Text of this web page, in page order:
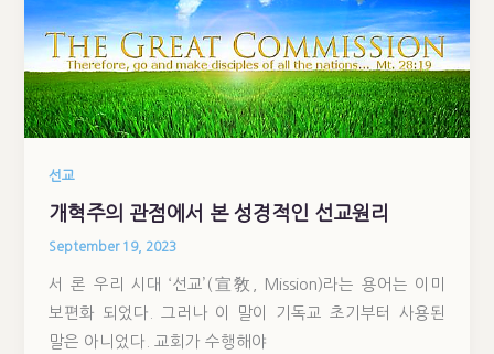
선교
개혁주의 관점에서 본 성경적인 선교원리
September 19, 2023
서 론 우리 시대 ‘선교’(宣敎, Mission)라는 용어는 이미
보편화 되었다. 그러나 이 말이 기독교 초기부터 사용된
말은 아니었다. 교회가 수행해야